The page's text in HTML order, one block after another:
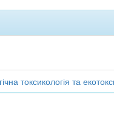
токсикологія та